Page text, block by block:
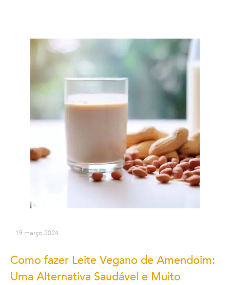
19 março 2024
Como fazer Leite Vegano de Amendoim:
Uma Alternativa Saudável e Muito